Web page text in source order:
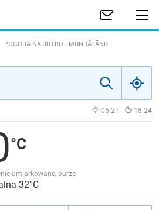
POGODA NA JUTRO - MUNDĀTĀND
05:21 18:24
umiarkowane, burze
32°C